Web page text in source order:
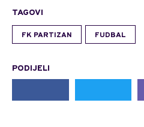
TAGOVI
FK PARTIZAN FUDBAL
PODIJELI